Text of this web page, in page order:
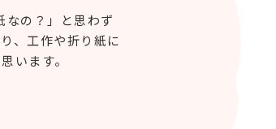
なの？」と思わず
、工作や折り紙に
います。